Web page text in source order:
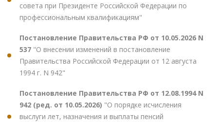
совета при Президенте Российской Федерации по
профессиональным квалификациям"
Постановление Правительства РФ от 10.05.2026 N
537 "О внесении изменений в постановление
Правительства Российской Федерации от 12 августа
1994 г. N 942"
Постановление Правительства РФ от 12.08.1994 N
942 (ред. от 10.05.2026) "О порядке исчисления
выслуги лет, назначения и выплаты пенсий